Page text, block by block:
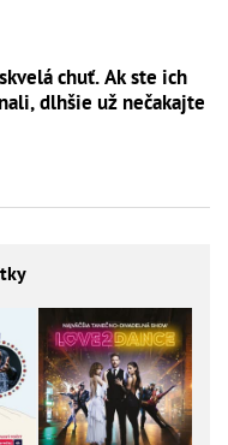
chuť. Ak ste ich
dlhšie už nečakajte